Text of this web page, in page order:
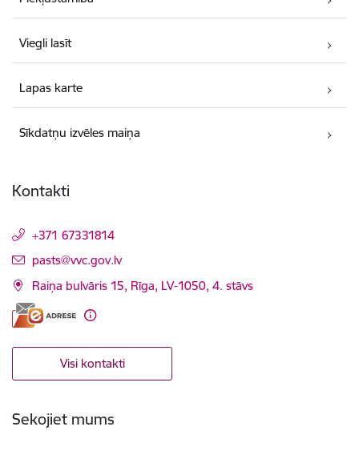
Viegli lasīt
Lapas karte
Sīkdatņu izvēles maiņa
Kontakti
+371 67331814
E-pasts:
pasts@vvc.gov.lv
Raiņa bulvāris 15, Rīga, LV-1050, 4. stāvs
Visi kontakti
Sekojiet mums